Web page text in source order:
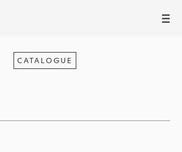
III
CATALOGUE